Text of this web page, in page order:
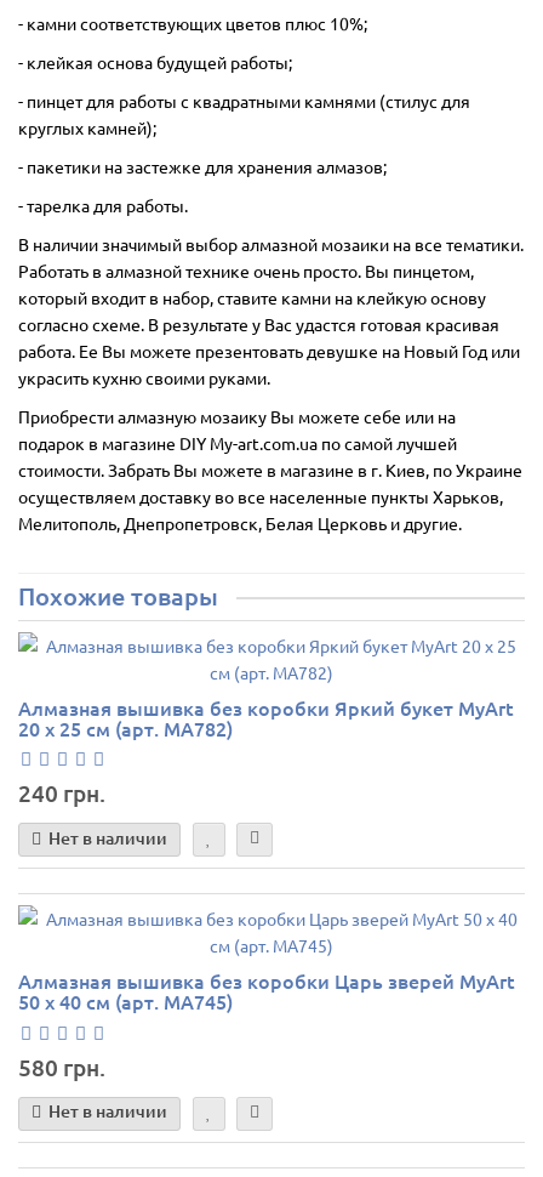
- камни соответствующих цветов плюс 10%;
- клейкая основа будущей работы;
- пинцет для работы с квадратными камнями (стилус для
круглых камней);
- пакетики на застежке для хранения алмазов;
- тарелка для работы.
В наличии значимый выбор алмазной мозаики на все тематики.
Работать в алмазной технике очень просто. Вы пинцетом,
который входит в набор, ставите камни на клейкую основу
согласно схеме. В результате у Вас удастся готовая красивая
работа. Ее Вы можете презентовать девушке на Новый Год или
украсить кухню своими руками.
Приобрести алмазную мозаику Вы можете себе или на
подарок в магазине DIY My-art.com.ua по самой лучшей
стоимости. Забрать Вы можете в магазине в г. Киев, по Украине
осуществляем доставку во все населенные пункты Харьков,
Мелитополь, Днепропетровск, Белая Церковь и другие.
Похожие товары
Алмазная вышивка без коробки Яркий букет MyArt
20 х 25 см (арт. MA782)
240 грн.
Нет в наличии
Алмазная вышивка без коробки Царь зверей MyArt
50 х 40 см (арт. MA745)
580 грн.
Нет в наличии